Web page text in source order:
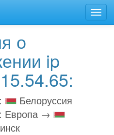
о
ip
Белоруссия
Европа →